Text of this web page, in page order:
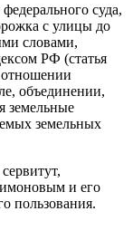
суда,
с улицы до
словами,
РФ (статья
отношении
объединении,
земельные
земельных
и его
пользования.